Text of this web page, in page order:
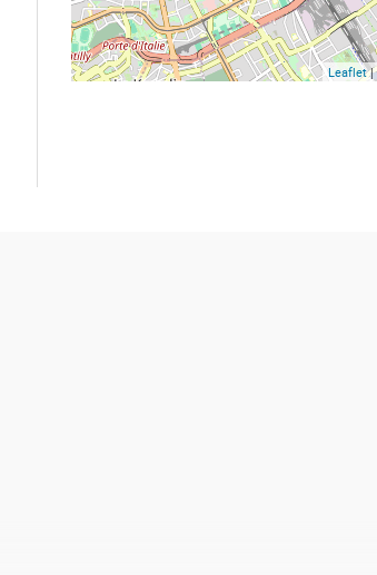
Leaflet|